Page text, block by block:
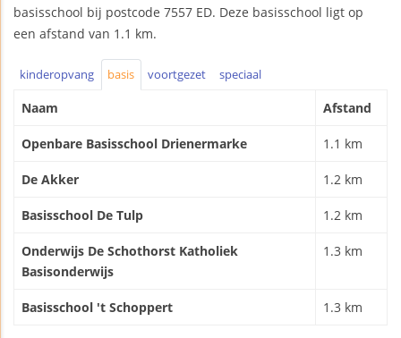
basisschool bij postcode 7557 ED. Deze basisschool ligt op
een afstand van 1.1 km.
kinderopvang basis voortgezet speciaal
Naam Afstand
Openbare Basisschool Drienermarke 1.1 km
De Akker 1.2 km
Basisschool De Tulp 1.2 km
Onderwijs De Schothorst Katholiek
Basisonderwijs
1.3 km
Basisschool 't Schoppert 1.3 km